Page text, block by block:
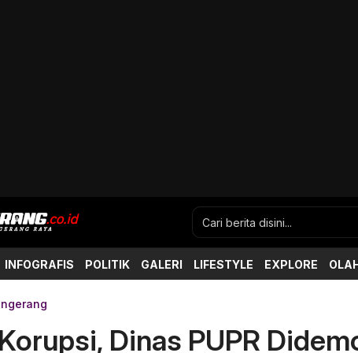
INFOGRAFIS POLITIK GALERI LIFESTYLE EXPLORE
Dinas PUPR